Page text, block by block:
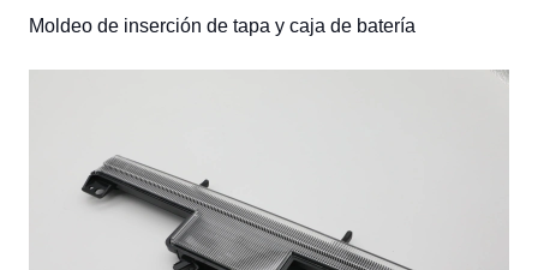
Moldeo de inserción de tapa y caja de batería